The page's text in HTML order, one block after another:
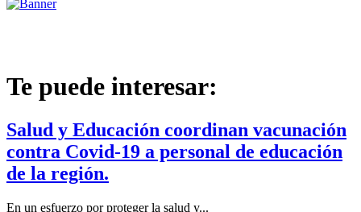
Te puede interesar:
Salud y Educación coordinan vacunación
contra Covid-19 a personal de educación
de la región.
En un esfuerzo por proteger la salud y...